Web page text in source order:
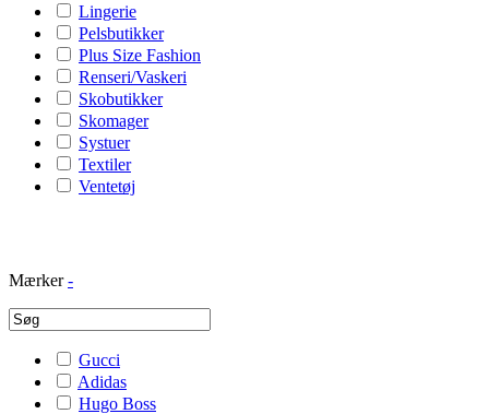
Lingerie
Pelsbutikker
Plus Size Fashion
Renseri/Vaskeri
Skobutikker
Skomager
Systuer
Textiler
Ventetøj
Mærker -
Gucci
Adidas
Hugo Boss